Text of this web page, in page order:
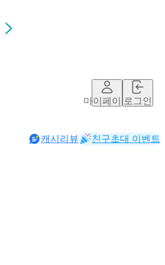
마이페이지로그인
캐시리뷰 친구초대 이벤트